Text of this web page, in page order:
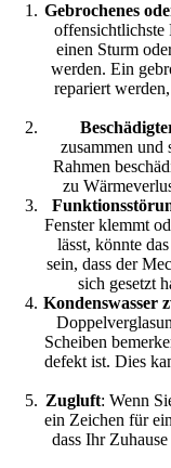
Gebrochenes
offensichtlichste
einen Sturm
werden. Ein
repariert
zusammen und
Rahmen
zu
Fenster klemmt
lässt, könnte
sein, dass der
sich gesetzt
Kondenswasser
Scheiben
defekt ist. Dies
Zugluft: Wenn
ein Zeichen für
dass Ihr